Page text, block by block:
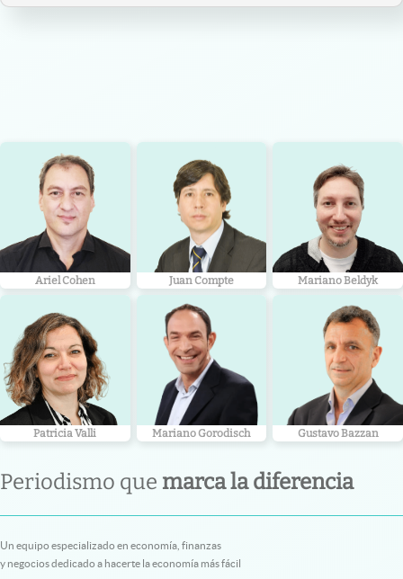
Ariel Cohen Juan Compte Mariano Beldyk
Patricia Valli Mariano Gorodisch Gustavo Bazzan
Periodismo que marca la diferencia
Un equipo especializado en economía, finanzas
y negocios dedicado a hacerte la economía más fácil